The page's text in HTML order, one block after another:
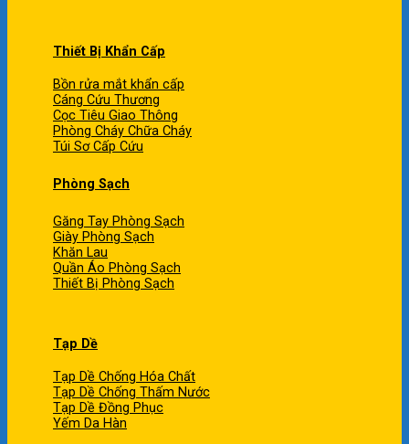
Thiết Bị Khẩn Cấp
Bồn rửa mắt khẩn cấp
Cáng Cứu Thương
Cọc Tiêu Giao Thông
Phòng Cháy Chữa Cháy
Túi Sơ Cấp Cứu
Phòng Sạch
Găng Tay Phòng Sạch
Giày Phòng Sạch
Khăn Lau
Quần Áo Phòng Sạch
Thiết Bị Phòng Sạch
Tạp Dề
Tạp Dề Chống Hóa Chất
Tạp Dề Chống Thấm Nước
Tạp Dề Đồng Phục
Yếm Da Hàn